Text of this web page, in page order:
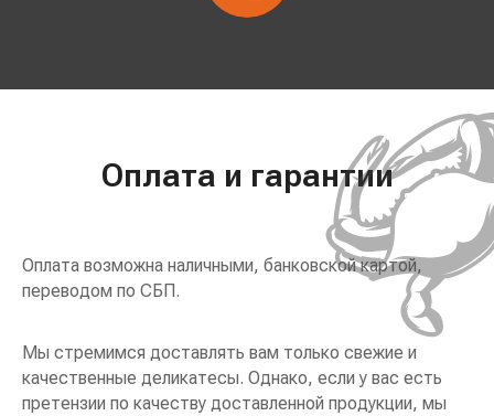
Оплата и гарантии
Оплата возможна наличными, банковской картой,
переводом по СБП.
Мы стремимся доставлять вам только свежие и
качественные деликатесы. Однако, если у вас есть
претензии по качеству доставленной продукции, мы